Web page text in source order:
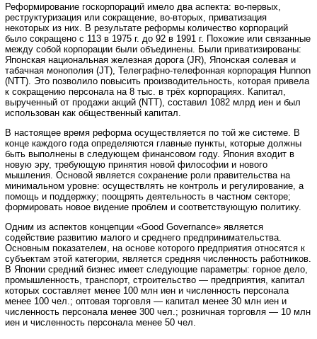
Реформирование госкорпораций имело два аспекта: во-первых,
реструктуризация или сокращение, во-вторых, приватизация
некоторых из них. В результате реформы количество корпораций
было сокращено с 113 в 1975 г. до 92 в 1991 г. Похожие или связанные
между собой корпорации были объединены. Были приватизированы:
Японская национальная железная дорога (JR), Японская солевая и
табачная монополия (JT), Телеграфно-телефонная корпорация Hunnon
(NTT). Это позволило повысить производительность, которая привела
к сокращению персонала на 8 тыс. в трёх корпорациях. Капитал,
вырученный от продажи акций (NTT), составил 1082 млрд иен и был
использован как общественный капитал.
В настоящее время реформа осуществляется по той же системе. В
конце каждого года определяются главные пункты, которые должны
быть выполнены в следующем финансовом году. Япония входит в
новую эру, требующую принятия новой философии и нового
мышления. Основой является сохранение роли правительства на
минимальном уровне: осуществлять не контроль и регулирование, а
помощь и поддержку; поощрять деятельность в частном секторе;
формировать новое видение проблем и соответствующую политику.
Одним из аспектов концепции «Good Governance» является
содействие развитию малого и среднего предпринимательства.
Основным показателем, на основе которого предприятия относятся к
субъектам этой категории, является средняя численность работников.
В Японии средний бизнес имеет следующие параметры: горное дело,
промышленность, транспорт, строительство — предприятия, капитал
которых составляет менее 100 млн иен и численность персонала
менее 100 чел.; оптовая торговля — капитал менее 30 млн иен и
численность персонала менее 300 чел.; розничная торговля — 10 млн
иен и численность персонала менее 50 чел.